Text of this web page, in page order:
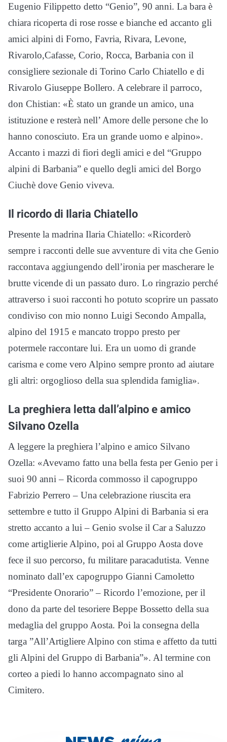
Eugenio Filippetto detto “Genio”, 90 anni. La bara è
chiara ricoperta di rose rosse e bianche ed accanto gli
amici alpini di Forno, Favria, Rivara, Levone,
Rivarolo,Cafasse, Corio, Rocca, Barbania con il
consigliere sezionale di Torino Carlo Chiatello e di
Rivarolo Giuseppe Bollero. A celebrare il parroco,
don Chistian: «È stato un grande un amico, una
istituzione e resterà nell’ Amore delle persone che lo
hanno conosciuto. Era un grande uomo e alpino».
Accanto i mazzi di fiori degli amici e del “Gruppo
alpini di Barbania” e quello degli amici del Borgo
Ciuchè dove Genio viveva.
Il ricordo di Ilaria Chiatello
Presente la madrina Ilaria Chiatello: «Ricorderò
sempre i racconti delle sue avventure di vita che Genio
raccontava aggiungendo dell’ironia per mascherare le
brutte vicende di un passato duro. Lo ringrazio perché
attraverso i suoi racconti ho potuto scoprire un passato
condiviso con mio nonno Luigi Secondo Ampalla,
alpino del 1915 e mancato troppo presto per
potermele raccontare lui. Era un uomo di grande
carisma e come vero Alpino sempre pronto ad aiutare
gli altri: orgoglioso della sua splendida famiglia».
La preghiera letta dall’alpino e amico
Silvano Ozella
A leggere la preghiera l’alpino e amico Silvano
Ozella: «Avevamo fatto una bella festa per Genio per i
suoi 90 anni – Ricorda commosso il capogruppo
Fabrizio Perrero – Una celebrazione riuscita era
settembre e tutto il Gruppo Alpini di Barbania si era
stretto accanto a lui – Genio svolse il Car a Saluzzo
come artiglierie Alpino, poi al Gruppo Aosta dove
fece il suo percorso, fu militare paracadutista. Venne
nominato dall’ex capogruppo Gianni Camoletto
“Presidente Onorario” – Ricordo l’emozione, per il
dono da parte del tesoriere Beppe Bossetto della sua
medaglia del gruppo Aosta. Poi la consegna della
targa ”All’Artigliere Alpino con stima e affetto da tutti
gli Alpini del Gruppo di Barbania”». Al termine con
corteo a piedi lo hanno accompagnato sino al
Cimitero.